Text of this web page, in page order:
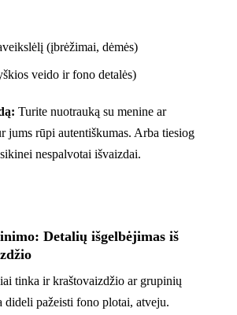
(įbrėžimai, dėmės)
veido ir fono detalės)
Turite nuotrauką su menine ar
jums rūpi autentiškumas. Arba tiesiog
nespalvotai išvaizdai.
Detalių išgelbėjimas iš
tinka ir kraštovaizdžio ar grupinių
dideli pažeisti fono plotai, atveju.